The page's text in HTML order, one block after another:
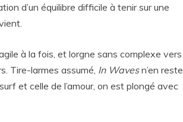
d’un équilibre difficile à tenir sur une
à la fois, et lorgne sans complexe vers
Tire-larmes assumé, In Wavesn’en reste
et celle de l’amour, on est plongé avec